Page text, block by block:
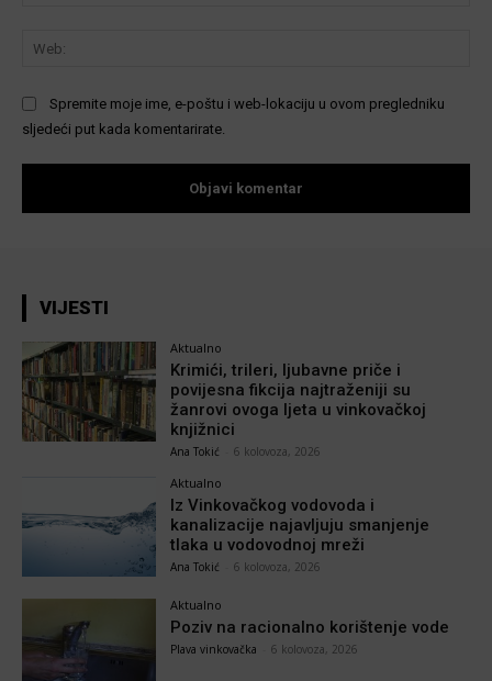
Spremite moje ime, e-poštu i web-lokaciju u ovom pregledniku
sljedeći put kada komentarirate.
VIJESTI
Aktualno
Krimići, trileri, ljubavne priče i
povijesna fikcija najtraženiji su
žanrovi ovoga ljeta u vinkovačkoj
knjižnici
Ana Tokić 6 kolovoza, 2026
Aktualno
Iz Vinkovačkog vodovoda i
kanalizacije najavljuju smanjenje
tlaka u vodovodnoj mreži
Ana Tokić 6 kolovoza, 2026
Aktualno
Poziv na racionalno korištenje vode
Plava vinkovačka 6 kolovoza, 2026